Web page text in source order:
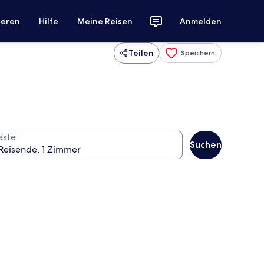
Hilfe Meine Reisen Anmelden
Teilen Speichern
Suchen